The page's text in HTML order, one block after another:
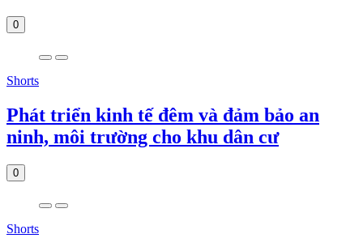
0
Shorts
Phát triển kinh tế đêm và đảm bảo an
ninh, môi trường cho khu dân cư
0
Shorts